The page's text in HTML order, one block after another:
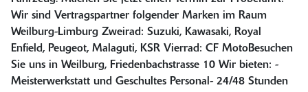
Wir sind Vertragspartner folgender Marken im Raum
Weilburg-Limburg Zweirad: Suzuki, Kawasaki, Royal
Enfield, Peugeot, Malaguti, KSR Vierrad: CF MotoBesuchen
Sie uns in Weilburg, Friedenbachstrasse 10 Wir bieten: -
Meisterwerkstatt und Geschultes Personal- 24/48 Stunden